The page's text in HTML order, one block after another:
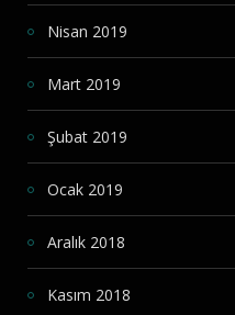
Nisan 2019
Mart 2019
Şubat 2019
Ocak 2019
Aralık 2018
Kasım 2018